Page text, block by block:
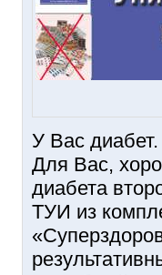
У Вас
Для Вас,
диабета
ТУИ из